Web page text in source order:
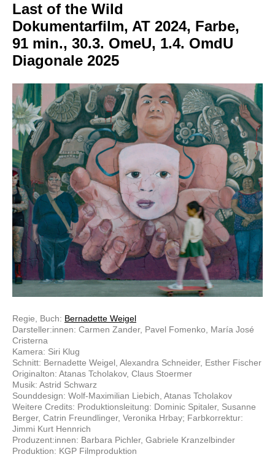
Last of the Wild
Dokumentarfilm, AT 2024, Farbe,
91 min., 30.3. OmeU, 1.4. OmdU
Diagonale 2025
Regie, Buch: Bernadette Weigel
Darsteller:innen: Carmen Zander, Pavel Fomenko, María José
Cristerna
Kamera: Siri Klug
Schnitt: Bernadette Weigel, Alexandra Schneider, Esther Fischer
Originalton: Atanas Tcholakov, Claus Stoermer
Musik: Astrid Schwarz
Sounddesign: Wolf-Maximilian Liebich, Atanas Tcholakov
Weitere Credits: Produktionsleitung: Dominic Spitaler, Susanne
Berger, Catrin Freundlinger, Veronika Hrbay; Farbkorrektur:
Jimmi Kurt Hennrich
Produzent:innen: Barbara Pichler, Gabriele Kranzelbinder
Produktion: KGP Filmproduktion